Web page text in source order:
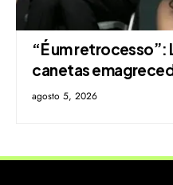
“É um retrocesso”:
canetas
agosto 5, 2026